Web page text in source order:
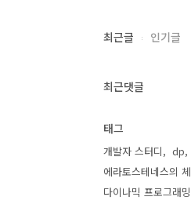
최근글 인기글
최근댓글
태그
개발자 스터디
dp
에라토스테네스의 체
다이나믹 프로그래밍